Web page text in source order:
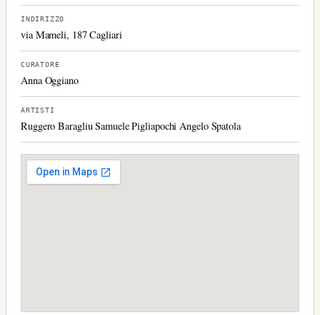
INDIRIZZO
via Mameli, 187 Cagliari
CURATORE
Anna Oggiano
ARTISTI
Ruggero Baragliu Samuele Pigliapochi Angelo Spatola